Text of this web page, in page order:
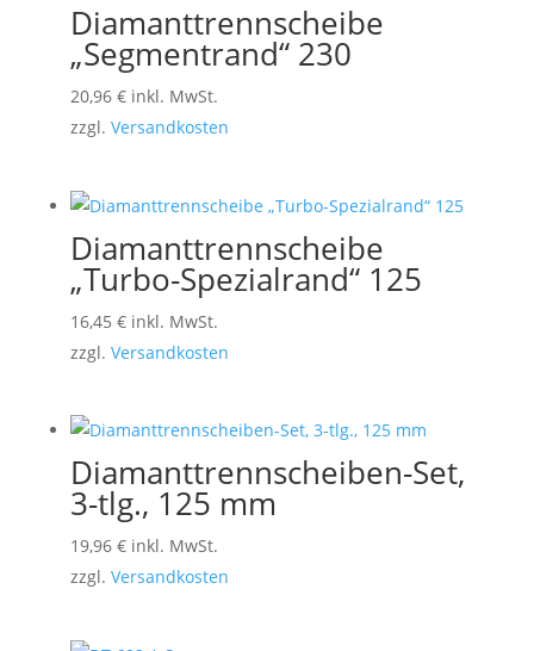
Diamanttrennscheibe
„Segmentrand“ 230
20,96 € inkl. MwSt.
zzgl. Versandkosten
Diamanttrennscheibe
„Turbo-Spezialrand“ 125
16,45 € inkl. MwSt.
zzgl. Versandkosten
Diamanttrennscheiben-Set,
3-tlg., 125 mm
19,96 € inkl. MwSt.
zzgl. Versandkosten